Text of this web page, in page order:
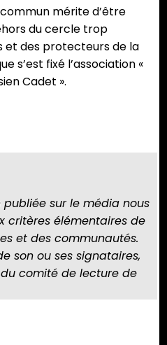
mérite d’être
du cercle trop
et des protecteurs de la
s’est fixé l’association «
Cadet ».
sur le média nous
critères élémentaires de
et des communautés.
son ou ses signataires,
comité de lecture de